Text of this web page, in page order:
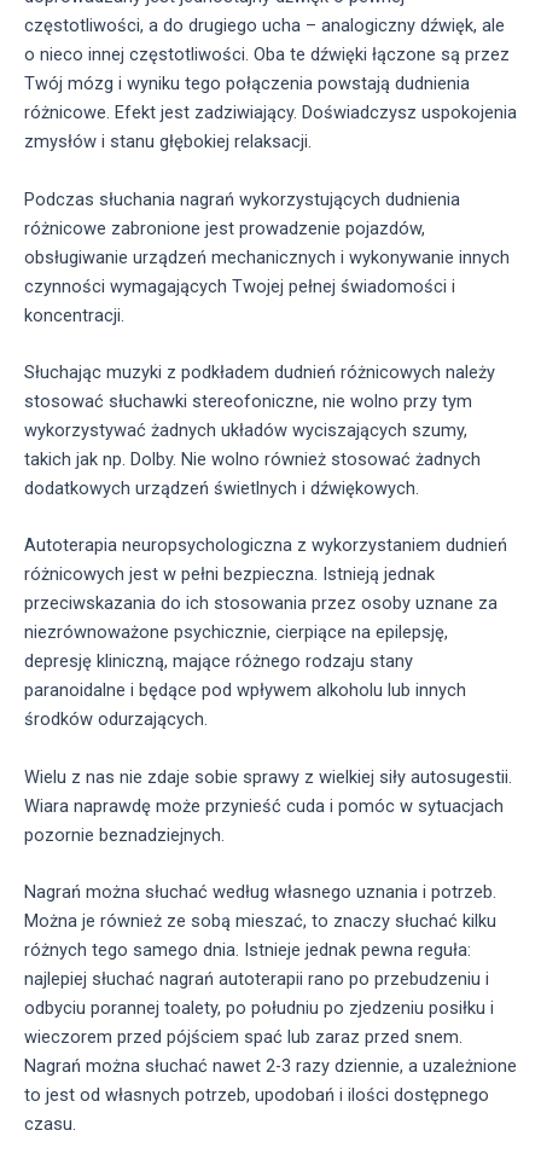
częstotliwości, a do drugiego ucha – analogiczny dźwięk, ale
o nieco innej częstotliwości. Oba te dźwięki łączone są przez
Twój mózg i wyniku tego połączenia powstają dudnienia
różnicowe. Efekt jest zadziwiający. Doświadczysz uspokojenia
zmysłów i stanu głębokiej relaksacji.
Podczas słuchania nagrań wykorzystujących dudnienia
różnicowe zabronione jest prowadzenie pojazdów,
obsługiwanie urządzeń mechanicznych i wykonywanie innych
czynności wymagających Twojej pełnej świadomości i
koncentracji.
Słuchając muzyki z podkładem dudnień różnicowych należy
stosować słuchawki stereofoniczne, nie wolno przy tym
wykorzystywać żadnych układów wyciszających szumy,
takich jak np. Dolby. Nie wolno również stosować żadnych
dodatkowych urządzeń świetlnych i dźwiękowych.
Autoterapia neuropsychologiczna z wykorzystaniem dudnień
różnicowych jest w pełni bezpieczna. Istnieją jednak
przeciwskazania do ich stosowania przez osoby uznane za
niezrównoważone psychicznie, cierpiące na epilepsję,
depresję kliniczną, mające różnego rodzaju stany
paranoidalne i będące pod wpływem alkoholu lub innych
środków odurzających.
Wielu z nas nie zdaje sobie sprawy z wielkiej siły autosugestii.
Wiara naprawdę może przynieść cuda i pomóc w sytuacjach
pozornie beznadziejnych.
Nagrań można słuchać według własnego uznania i potrzeb.
Można je również ze sobą mieszać, to znaczy słuchać kilku
różnych tego samego dnia. Istnieje jednak pewna reguła:
najlepiej słuchać nagrań autoterapii rano po przebudzeniu i
odbyciu porannej toalety, po południu po zjedzeniu posiłku i
wieczorem przed pójściem spać lub zaraz przed snem.
Nagrań można słuchać nawet 2-3 razy dziennie, a uzależnione
to jest od własnych potrzeb, upodobań i ilości dostępnego
czasu.